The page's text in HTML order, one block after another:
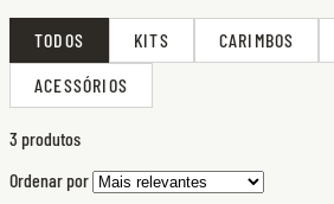
TODOS KITS CARIMBOS
ACESSÓRIOS
3 produtos
Ordenar por